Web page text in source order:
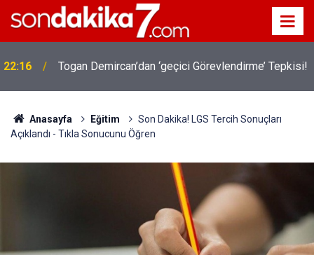
22:16 Togan Demircan’dan ‘geçici Görevlendirme’ Tepkisi!
Anasayfa Eğitim
Son Dakika! LGS Tercih Sonuçları
Açıklandı - Tıkla Sonucunu Öğren